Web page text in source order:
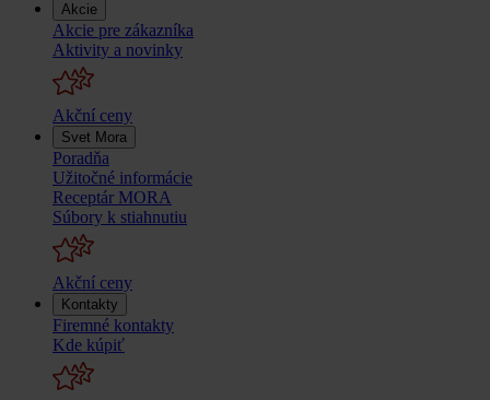
Akcie
Akcie pre zákazníka
Aktivity a novinky
Akční ceny
Svet Mora
Poradňa
Užitočné informácie
Receptár MORA
Súbory k stiahnutiu
Akční ceny
Kontakty
Firemné kontakty
Kde kúpiť